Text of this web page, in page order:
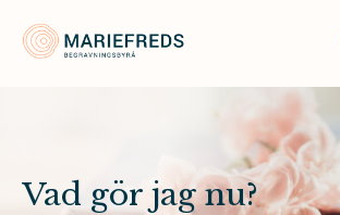
Mariefreds
Vad gör jag nu?